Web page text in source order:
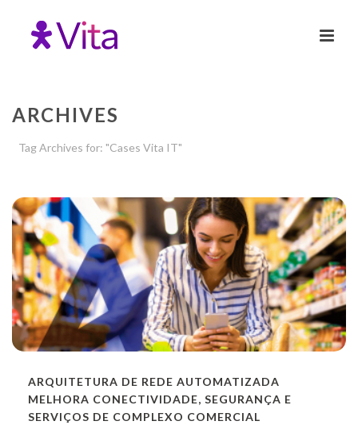
ARCHIVES
Tag Archives for: "Cases Vita IT"
ARQUITETURA DE REDE AUTOMATIZADA
MELHORA CONECTIVIDADE, SEGURANÇA E
SERVIÇOS DE COMPLEXO COMERCIAL